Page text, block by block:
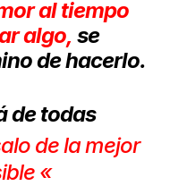
al tiempo
algo,se
de hacerlo.
de todas
de la mejor
«